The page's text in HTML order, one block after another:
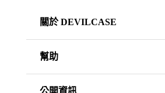
關於 DEVILCASE
幫助
公開資訊